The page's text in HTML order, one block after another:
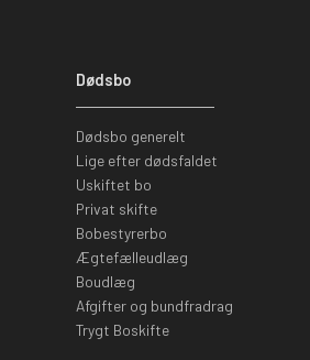
Dødsbo
Dødsbo generelt
Lige efter dødsfaldet
Uskiftet bo
Privat skifte
Bobestyrerbo
Ægtefælleudlæg
Boudlæg
Afgifter og bundfradrag
Trygt Boskifte